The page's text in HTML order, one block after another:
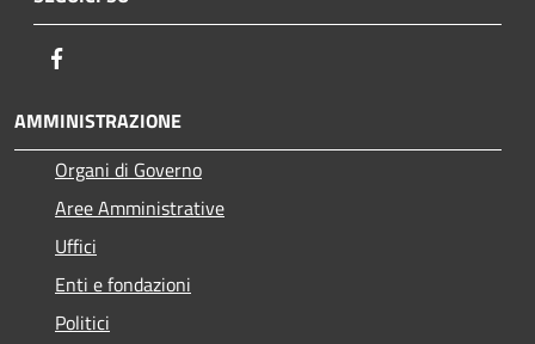
AMMINISTRAZIONE
Organi di Governo
Aree Amministrative
Uffici
Enti e fondazioni
Politici